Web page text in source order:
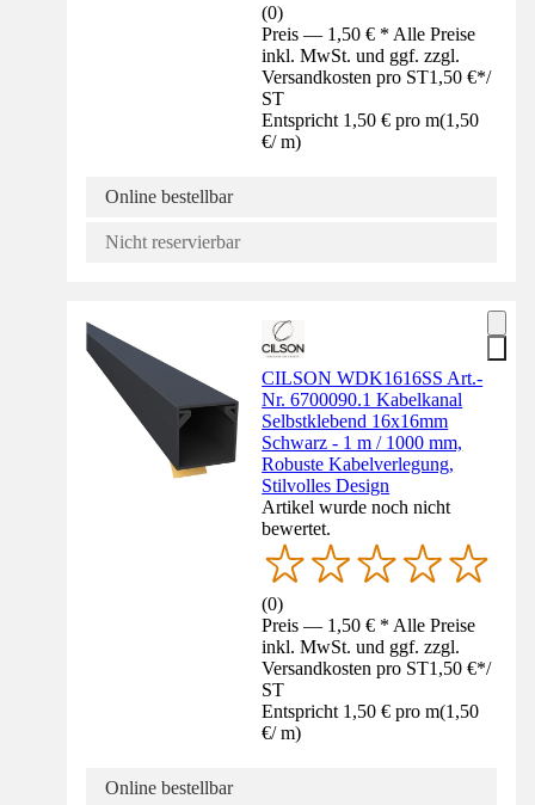
(0)
Preis — 1,50 € * Alle Preise
inkl. MwSt. und ggf. zzgl.
Versandkosten pro ST1,50 €*/
ST
Entspricht 1,50 € pro m(1,50
€/ m)
Online bestellbar
Nicht reservierbar
CILSON WDK1616SS Art.-
Nr. 6700090.1 Kabelkanal
Selbstklebend 16x16mm
Schwarz - 1 m / 1000 mm,
Robuste Kabelverlegung,
Stilvolles Design
Artikel wurde noch nicht
bewertet.
(0)
Preis — 1,50 € * Alle Preise
inkl. MwSt. und ggf. zzgl.
Versandkosten pro ST1,50 €*/
ST
Entspricht 1,50 € pro m(1,50
€/ m)
Online bestellbar